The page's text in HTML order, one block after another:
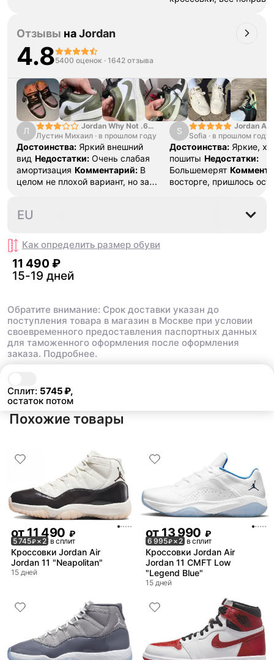
Сплит: 5745₽,
остаток потом
Отзывы наJordan
4.85400 оценок · 1642 отзыва
Л
Jordan Why Not .6
"Bright Crimson" PF
Лустин Михаил · в прошлом году
Достоинства: Яркий внешний
вид Недостатки: Очень слабая
амортизация Комментарий: В
целом не плохой вариант, но за
баскетбольных кроссовок
S
Jordan Air
SE "Turf
Sofia · в прошлом году
Достоинства: Яркие,
пошиты Недостатки:
Большемерят
восторге, пришлось
42.5
EU
Как определить размер обуви
11 490 ₽
15-19 дней
Обратите внимание: Срок доставки указан до
поступления товара в магазин в Москве при условии
своевременного предоставления паспортных данных
для таможенного оформления после оформления
заказа. Подробнее.
Похожие товары
от11 490 ₽
5 745₽× 2 в сплит
Кроссовки Jordan Air
Jordan 11 "Neapolitan"
15 дней
от13 990 ₽
6 995₽× 2 в сплит
Кроссовки Jordan Air
Jordan 11 CMFT Low
"Legend Blue"
15 дней